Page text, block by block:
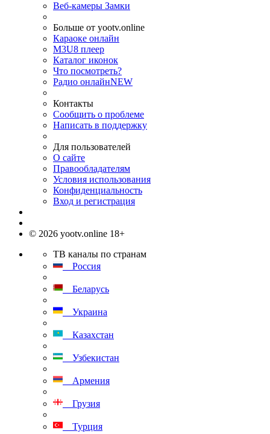
Веб-камеры Замки
Больше от yootv.online
Караоке онлайн
M3U8 плеер
Каталог иконок
Что посмотреть?
Радио онлайнNEW
Контакты
Сообщить о проблеме
Написать в поддержку
Для пользователей
О сайте
Правообладателям
Условия использования
Конфиденциальность
Вход и регистрация
© 2026 yootv.online 18+
ТВ каналы по странам
Россия
Беларусь
Украина
Казахстан
Узбекистан
Армения
Грузия
Турция